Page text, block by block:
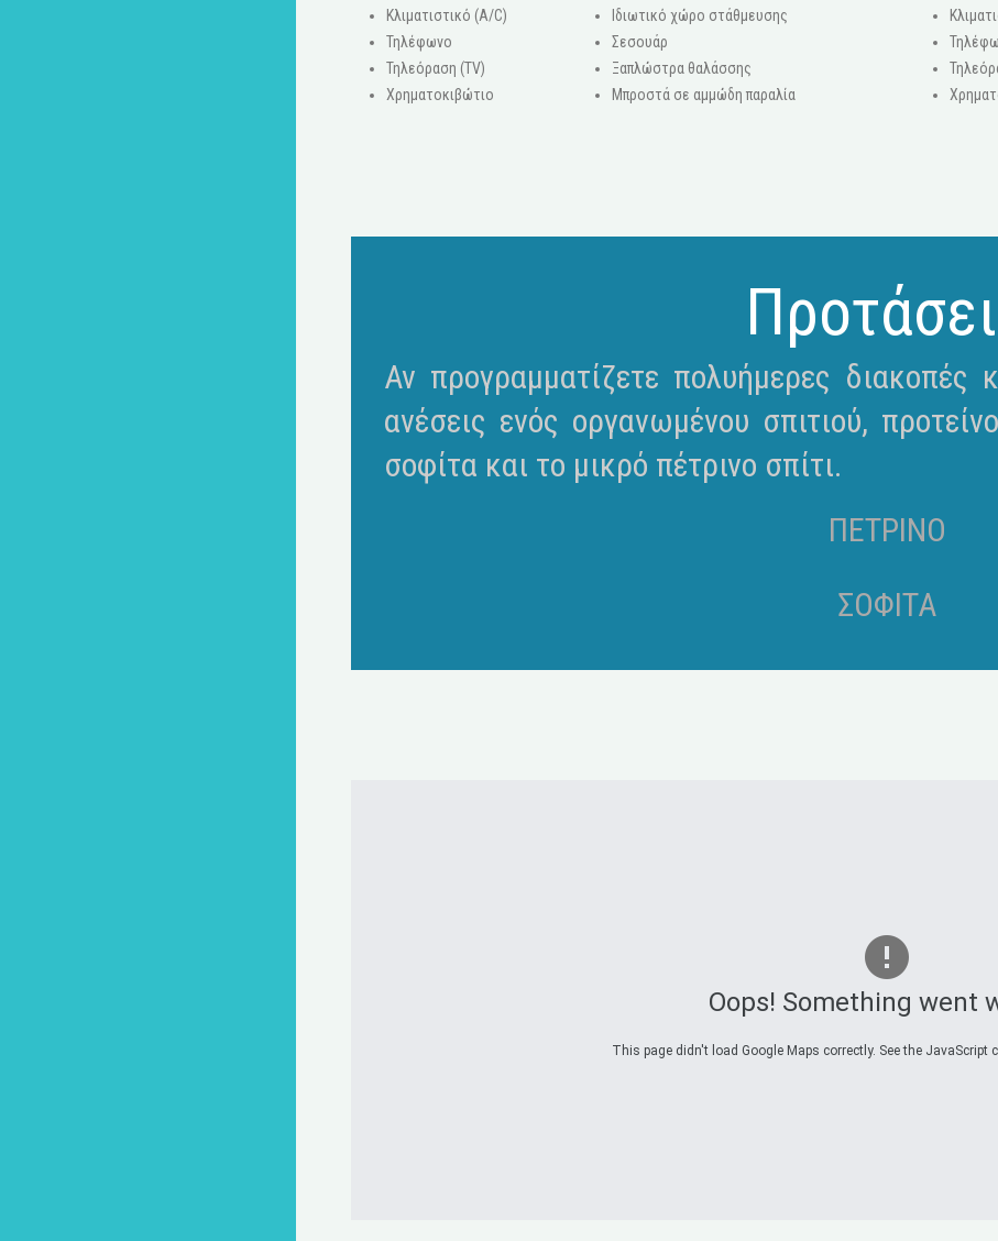
Κλιματιστικό (A/C)
Τηλέφωνο
Τηλεόραση (ΤV)
Χρηματοκιβώτιο
Ιδιωτικό χώρο στάθμευσης
Σεσουάρ
Ξαπλώστρα θαλάσσης
Μπροστά σε αμμώδη παραλία
Αν προγραμματίζετε πολυήμερες διακοπές
ανέσεις ενός οργανωμένου σπιτιού,
σοφίτα και το μικρό πέτρινο σπίτι.
ΠΕΤΡΙΝΟ
ΣΟΦΙΤΑ
Oops! Something went
This page didn't load Google Maps correctly. See the JavaScript